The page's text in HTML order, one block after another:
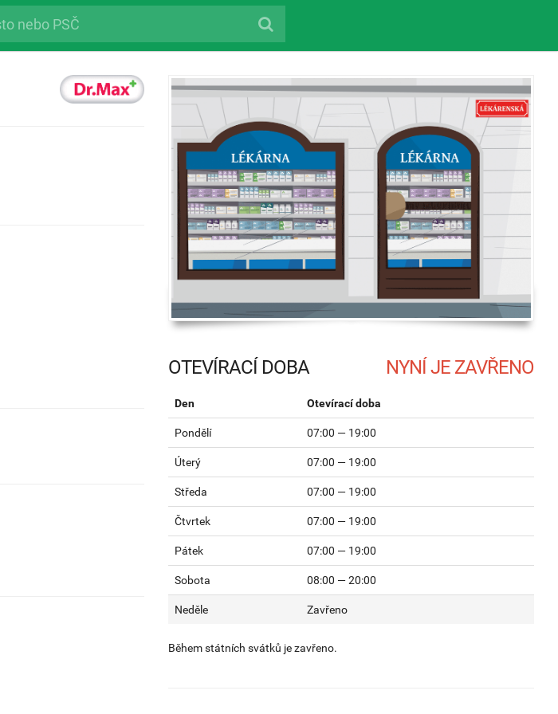
OTEVÍRACÍ DOBA
Den Otevírací doba
Pondělí 07:00 — 19:00
Úterý 07:00 — 19:00
Středa 07:00 — 19:00
Čtvrtek 07:00 — 19:00
Pátek 07:00 — 19:00
Sobota 08:00 — 20:00
Neděle Zavřeno
Během státních svátků je zavřeno.